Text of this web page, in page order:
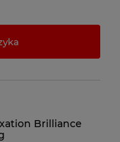
Brilliance